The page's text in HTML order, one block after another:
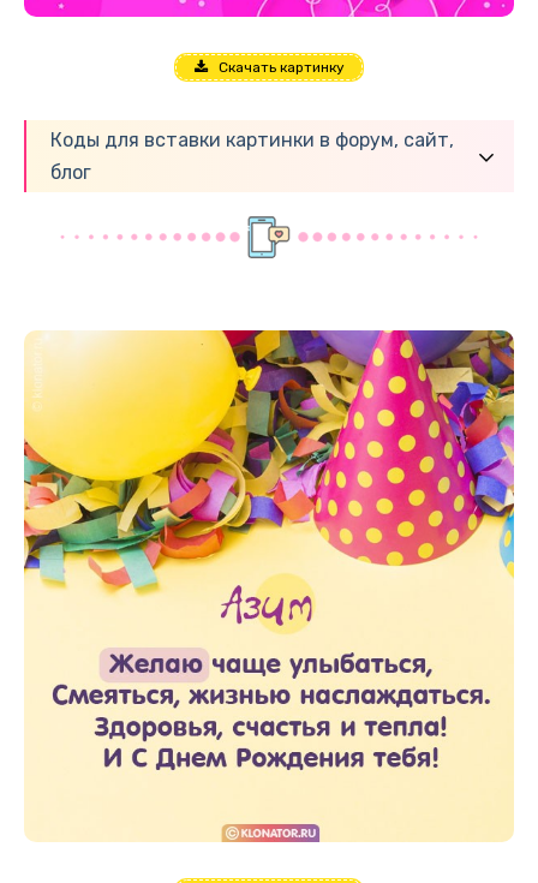
Скачать картинку
Коды для вставки картинки в форум, сайт,
блог